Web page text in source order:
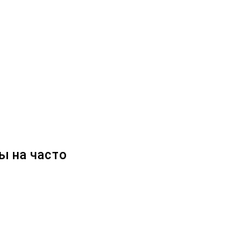
на часто